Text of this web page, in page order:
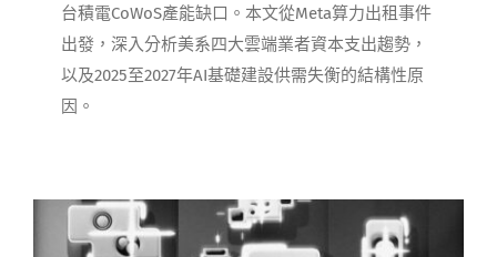
台積電CoWoS產能缺口。本文從Meta算力出租事件
出發，深入分析美系四大雲端業者資本支出趨勢，
以及2025至2027年AI基礎建設供需失衡的結構性原
因。